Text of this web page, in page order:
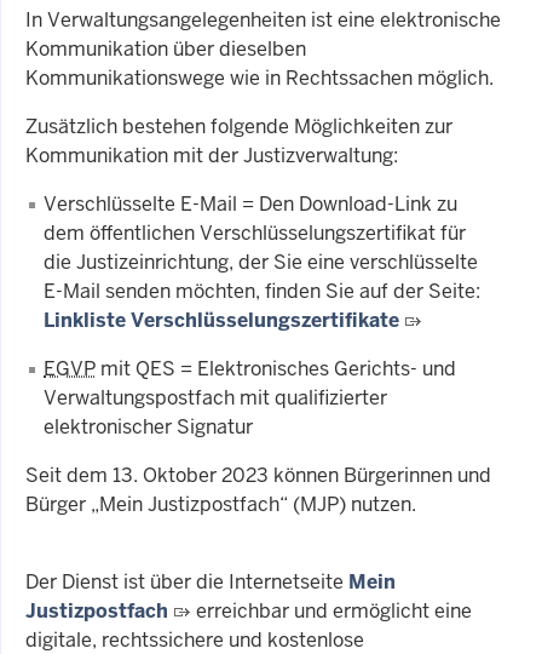
In Verwaltungsangelegenheiten ist eine elektronische
Kommunikation über dieselben
Kommunikationswege wie in Rechtssachen möglich.
Zusätzlich bestehen folgende Möglichkeiten zur
Kommunikation mit der Justizverwaltung:
Verschlüsselte E-Mail = Den Download-Link zu
dem öffentlichen Verschlüsselungszertifikat für
die Justizeinrichtung, der Sie eine verschlüsselte
E-Mail senden möchten, finden Sie auf der Seite:
Linkliste Verschlüsselungszertifikate
EGVP mit QES = Elektronisches Gerichts- und
Verwaltungspostfach mit qualifizierter
elektronischer Signatur
Seit dem 13. Oktober 2023 können Bürgerinnen und
Bürger „Mein Justizpostfach“ (MJP) nutzen.
Der Dienst ist über die Internetseite Mein
Justizpostfach
erreichbar und ermöglicht eine
digitale, rechtssichere und kostenlose